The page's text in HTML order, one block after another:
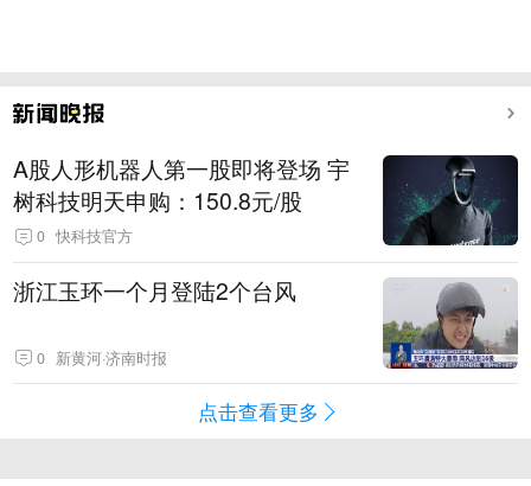
A股人形机器人第一股即将登场 宇
树科技明天申购：150.8元/股
0 快科技官方
浙江玉环一个月登陆2个台风
0 新黄河·济南时报
点击查看更多